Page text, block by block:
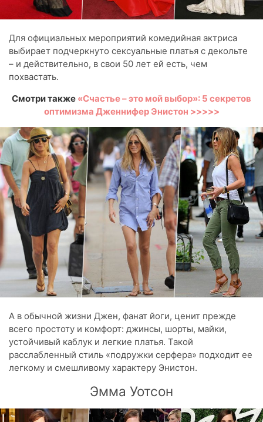
Для официальных мероприятий комедийная актриса
выбирает подчеркнуто сексуальные платья с декольте
– и действительно, в свои 50 лет ей есть, чем
похвастать.
Смотри также «Счастье – это мой выбор»: 5 секретов
оптимизма Дженнифер Энистон >>>>>
А в обычной жизни Джен, фанат йоги, ценит прежде
всего простоту и комфорт: джинсы, шорты, майки,
устойчивый каблук и легкие платья. Такой
расслабленный стиль «подружки серфера» подходит ее
легкому и смешливому характеру Энистон.
Эмма Уотсон